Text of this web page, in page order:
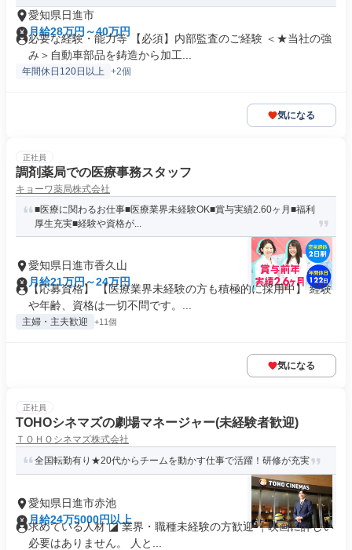
愛知県日進市
月給28万円～40万円
必要な経験・能力等 【必須】内部監査のご経験 ＜★当社の強
み＞自動車部品を鋳造から加工...
年間休日120日以上 +2個
気になる
正社員
調剤薬局での医療事務スタッフ
キョーワ薬局株式会社
■医療に関わるお仕事■医療業界未経験OK■賞与実績2.60ヶ月■福利
厚生充実■経験や資格が...
愛知県日進市香久山
月給21万円～24万円
【応募資格】 【医療業界未経験の方も積極的に採用中】 経験
や年齢、資格は一切不問です。...
主婦・主夫歓迎 +11個
気になる
正社員
TOHOシネマズの劇場マネージャー(未経験者歓迎)
ＴＯＨＯシネマズ株式会社
全国転勤有り★20代からチームを動かす仕事で活躍！研修が充実
愛知県日進市赤池
月給24万5000円以上
求めている人材 ◪ 業界・職種未経験の方歓迎 ￤映画に詳しい
必要はありません。 人と...